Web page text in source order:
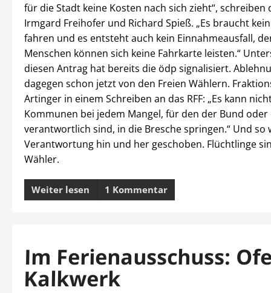
für die Stadt keine Kosten nach sich zieht“, schreiben
Irmgard Freihofer und Richard Spieß. „Es braucht
fahren und es entsteht auch kein Einnahmeausfall,
Menschen können sich keine Fahrkarte leisten.“
diesen Antrag hat bereits die ödp signalisiert.
dagegen schon jetzt von den Freien Wählern.
Artinger in einem Schreiben an das RFF: „Es kann
Kommunen bei jedem Mangel, für den der Bund oder
verantwortlich sind, in die Bresche springen.“ Und so
Verantwortung hin und her geschoben. Flüchtlinge
Wähler.
Weiter lesen 1 Kommentar
Im Ferienausschuss:
Kalkwerk